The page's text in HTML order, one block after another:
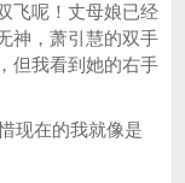
飞呢！丈母娘已经
神，萧引慧的双手
但我看到她的右手
现在的我就像是